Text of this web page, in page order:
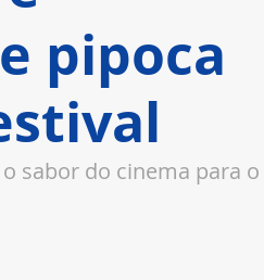
pipoca
sabor do cinema para o